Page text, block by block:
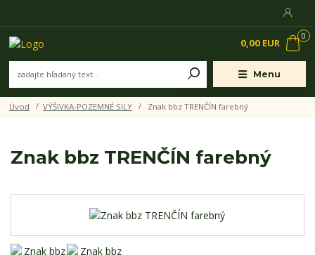
Menu
0
0,00 EUR
Úvod VÝŠIVKA-POZEMNÉ SILY Znak bbz TRENČÍN farebný
Znak bbz TRENČÍN farebný